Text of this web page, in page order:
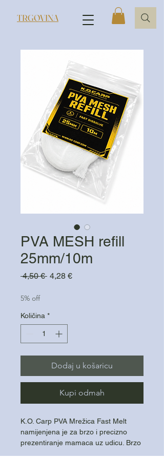
TRGOVINA
PVA MESH refill
25mm/10m
4,50 € Redovna
4,28 €Cijena
5% off
Količina *
Dodaj u košaricu
Kupi odmah
K.O. Carp PVA Mrežica Fast Melt
namijenjena je za brzo i precizno
prezentiranje mamaca uz udicu. Brzo